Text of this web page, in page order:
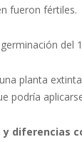
fueron fértiles.
planta
podría
diferencias